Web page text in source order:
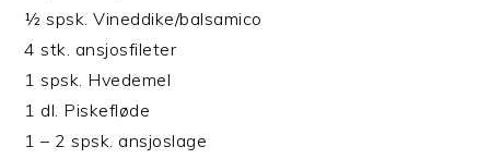
½ spsk. Vineddike/balsamico
4 stk. ansjosfileter
1 spsk. Hvedemel
1 dl. Piskefløde
1 – 2 spsk. ansjoslage